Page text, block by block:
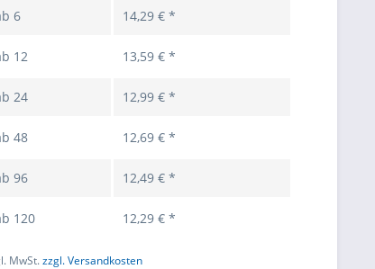
6 14,29 € *
12 13,59 € *
24 12,99 € *
48 12,69 € *
96 12,49 € *
120 12,29 € *
MwSt.zzgl. Versandkosten